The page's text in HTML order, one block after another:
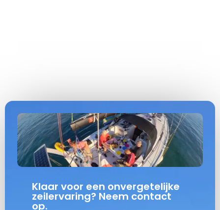
Klaar voor een onvergetelijke
zeilervaring? Neem contact
op.